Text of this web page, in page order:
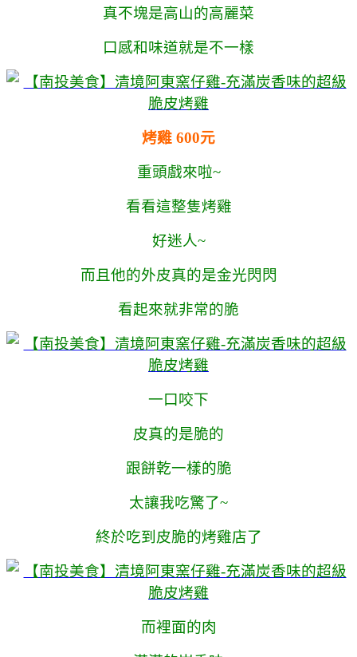
真不塊是高山的高麗菜
口感和味道就是不一樣
烤雞 600元
重頭戲來啦~
看看這整隻烤雞
好迷人~
而且他的外皮真的是金光閃閃
看起來就非常的脆
一口咬下
皮真的是脆的
跟餅乾一樣的脆
太讓我吃驚了~
終於吃到皮脆的烤雞店了
而裡面的肉